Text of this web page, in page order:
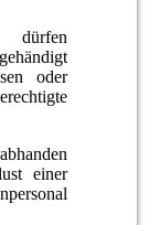
oder
einer